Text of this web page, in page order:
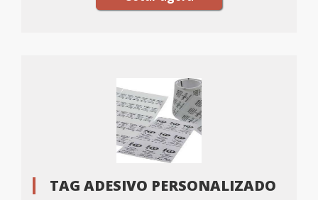
TAG ADESIVO PERSONALIZADO